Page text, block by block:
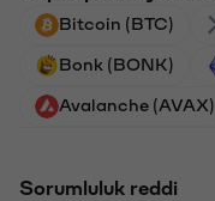
Bitcoin (BTC)
Bonk (BONK)
Avalanche (AVAX)
Sorumluluk reddi